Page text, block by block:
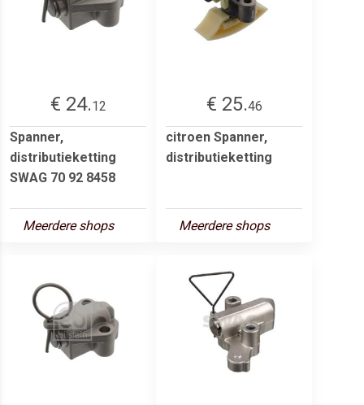
€ 24.12
Spanner,
distributieketting
SWAG 70 92 8458
Meerdere shops
€ 25.46
citroen Spanner,
distributieketting
Meerdere shops